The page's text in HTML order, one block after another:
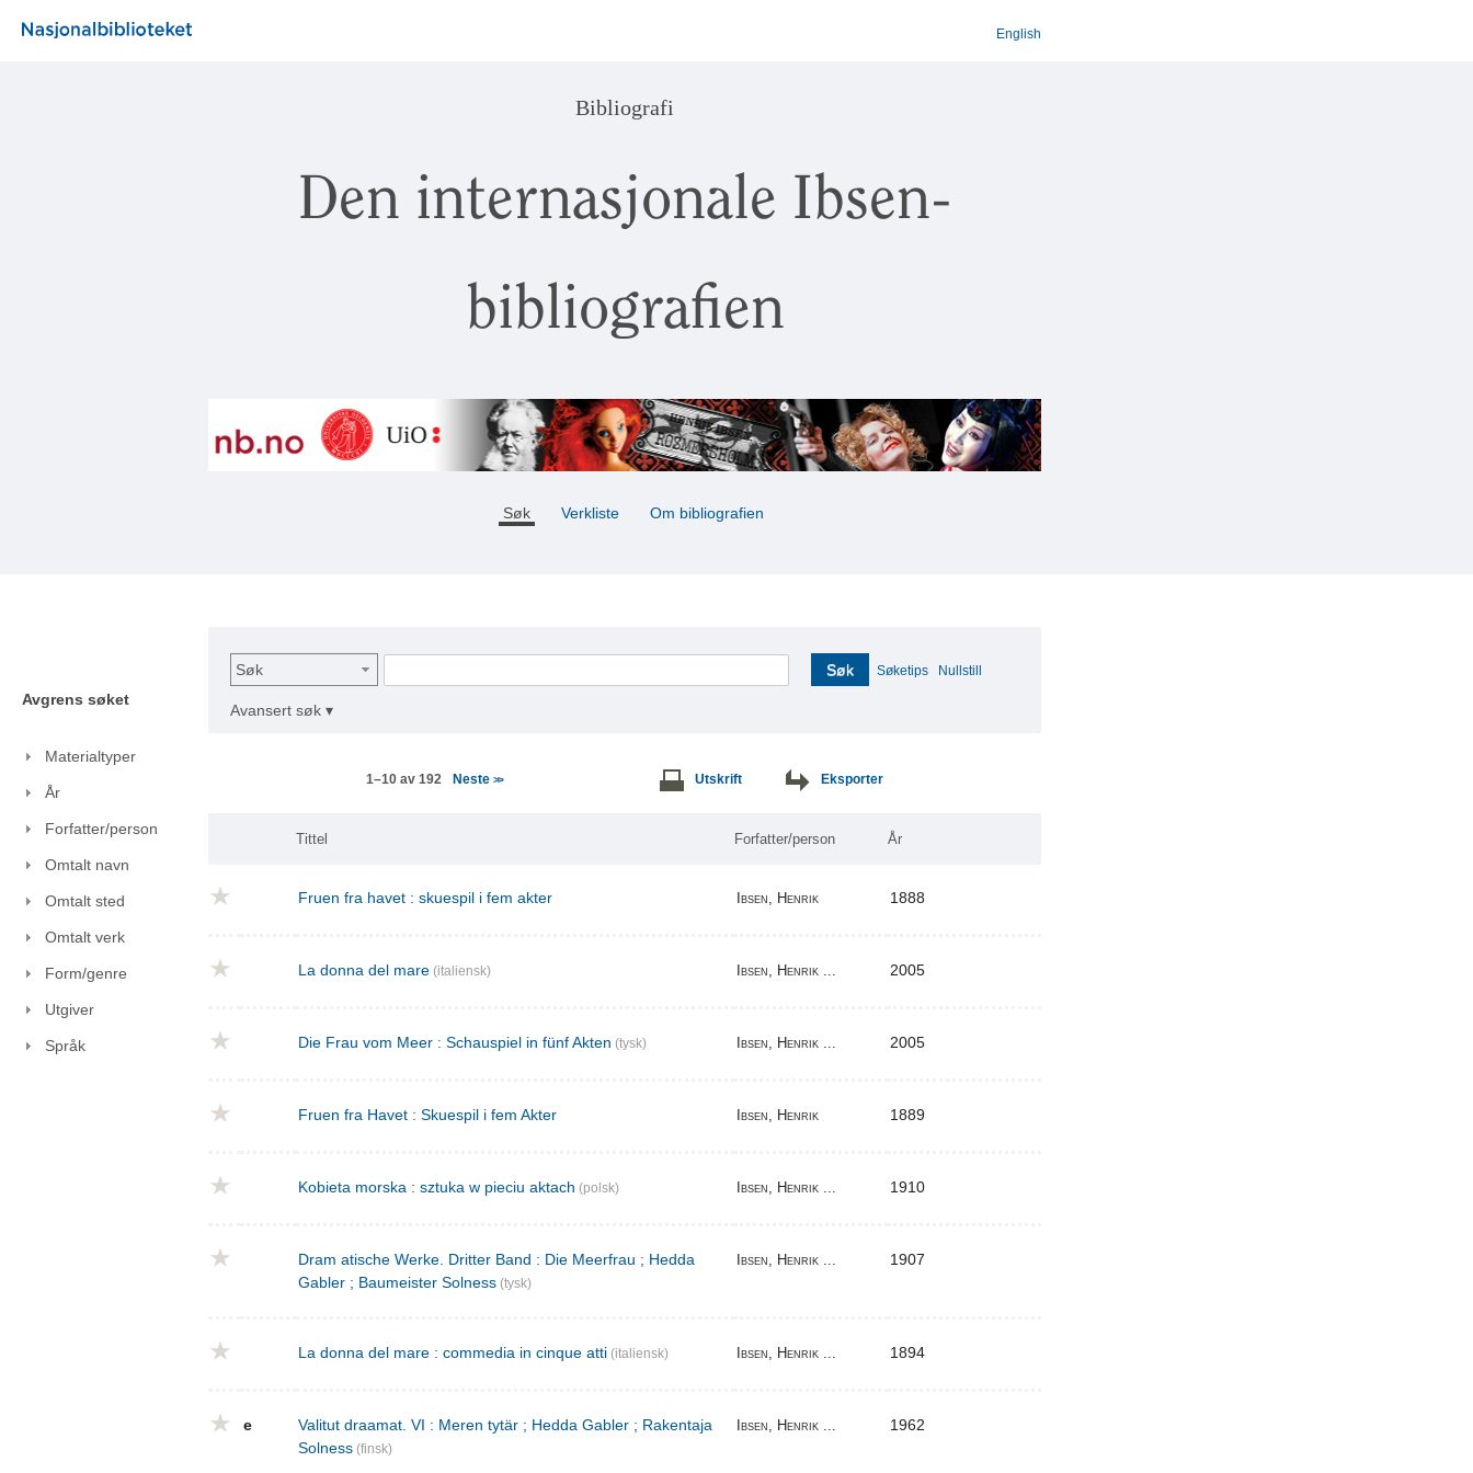
English
Bibliografi
Den internasjonale Ibsen-
bibliografien
Søk Verkliste Om bibliografien
Avgrens søket
Materialtyper
År
Forfatter/person
Omtalt navn
Omtalt sted
Omtalt verk
Form/genre
Utgiver
Språk
Søk Søk Søketips Nullstill
Avansert søk ▾
1–10 av 192 Neste >> Utskrift Eksporter
Tittel Forfatter/person År
Fruen fra havet : skuespil i fem akter Ibsen, Henrik 1888
La donna del mare (italiensk) Ibsen, Henrik ... 2005
Die Frau vom Meer : Schauspiel in fünf Akten (tysk) Ibsen, Henrik ... 2005
Fruen fra Havet : Skuespil i fem Akter Ibsen, Henrik 1889
Kobieta morska : sztuka w pieciu aktach (polsk) Ibsen, Henrik ... 1910
Dram atische Werke. Dritter Band : Die Meerfrau ; Hedda
Gabler ; Baumeister Solness (tysk)
Ibsen, Henrik ... 1907
La donna del mare : commedia in cinque atti (italiensk) Ibsen, Henrik ... 1894
e
Valitut draamat. VI : Meren tytär ; Hedda Gabler ; Rakentaja
Solness (finsk)
Ibsen, Henrik ... 1962